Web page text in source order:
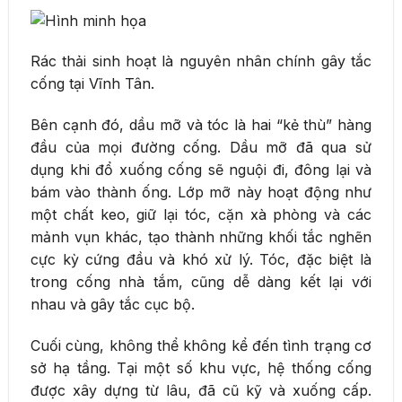
Rác thải sinh hoạt là nguyên nhân chính gây tắc
cống tại Vĩnh Tân.
Bên cạnh đó, dầu mỡ và tóc là hai “kẻ thù” hàng
đầu của mọi đường cống. Dầu mỡ đã qua sử
dụng khi đổ xuống cống sẽ nguội đi, đông lại và
bám vào thành ống. Lớp mỡ này hoạt động như
một chất keo, giữ lại tóc, cặn xà phòng và các
mảnh vụn khác, tạo thành những khối tắc nghẽn
cực kỳ cứng đầu và khó xử lý. Tóc, đặc biệt là
trong cống nhà tắm, cũng dễ dàng kết lại với
nhau và gây tắc cục bộ.
Cuối cùng, không thể không kể đến tình trạng cơ
sở hạ tầng. Tại một số khu vực, hệ thống cống
được xây dựng từ lâu, đã cũ kỹ và xuống cấp.